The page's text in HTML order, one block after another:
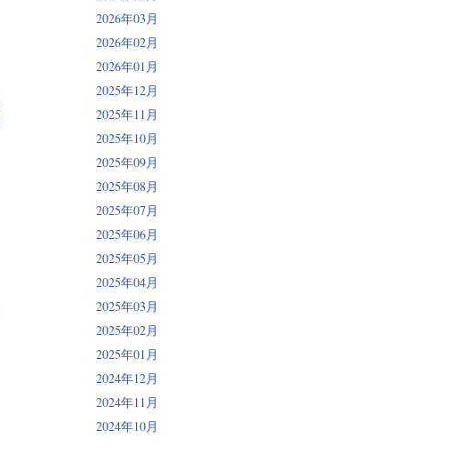
2026年03月
2026年02月
2026年01月
2025年12月
2025年11月
2025年10月
2025年09月
2025年08月
2025年07月
2025年06月
2025年05月
2025年04月
2025年03月
2025年02月
2025年01月
2024年12月
2024年11月
2024年10月